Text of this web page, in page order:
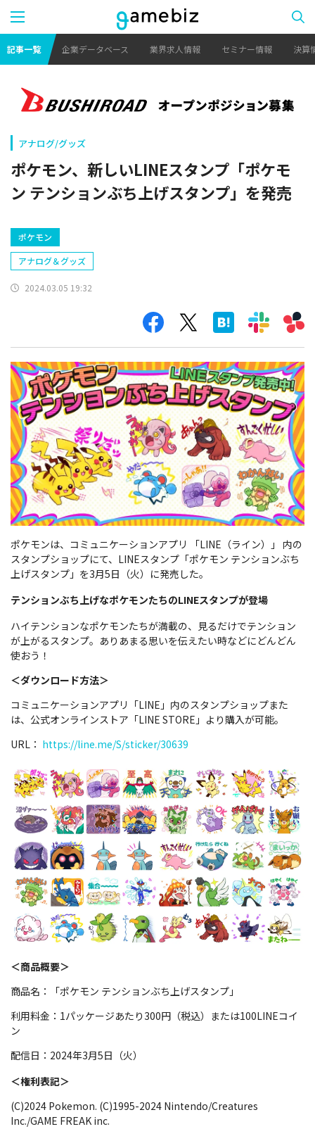
記事一覧 企業データベース 業界求人情報 セミナー情報 決算
アナログ/グッズ
ポケモン、新しいLINEスタンプ「ポケモ
ン テンションぶち上げスタンプ」を発売
ポケモン
アナログ＆グッズ
2024.03.05 19:32
ポケモンは、コミュニケーションアプリ 「LINE（ライン）」 内の
スタンプショップにて、LINEスタンプ「ポケモン テンションぶち
上げスタンプ」を3月5日（火）に発売した。
テンションぶち上げなポケモンたちのLINEスタンプが登場
ハイテンションなポケモンたちが満載の、見るだけでテンション
が上がるスタンプ。ありあまる思いを伝えたい時などにどんどん
使おう！
＜ダウンロード方法＞
コミュニケーションアプリ「LINE」内のスタンプショップまた
は、公式オンラインストア「LINE STORE」より購入が可能。
URL： https://line.me/S/sticker/30639
＜商品概要＞
商品名：「ポケモン テンションぶち上げスタンプ」
利用料金：1パッケージあたり300円（税込）または100LINEコイ
ン
配信日：2024年3月5日（火）
＜権利表記＞
(C)2024 Pokemon. (C)1995-2024 Nintendo/Creatures
Inc./GAME FREAK inc.